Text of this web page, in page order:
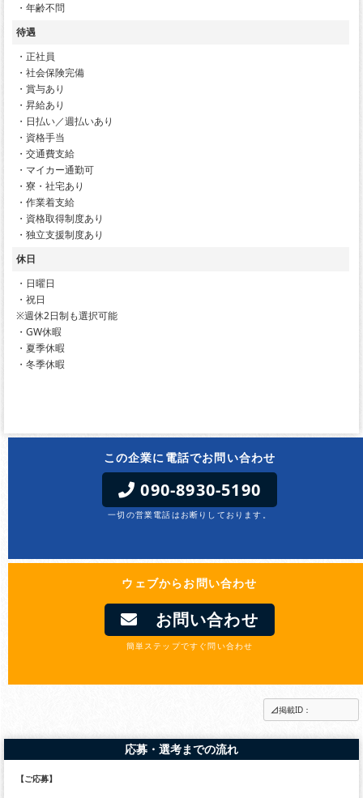
・年齢不問
待遇
・正社員
・社会保険完備
・賞与あり
・昇給あり
・日払い／週払いあり
・資格手当
・交通費支給
・マイカー通勤可
・寮・社宅あり
・作業着支給
・資格取得制度あり
・独立支援制度あり
休日
・日曜日
・祝日
※週休2日制も選択可能
・GW休暇
・夏季休暇
・冬季休暇
この企業に電話でお問い合わせ
090-8930-5190
一切の営業電話はお断りしております。
ウェブからお問い合わせ
お問い合わせ
簡単ステップですぐ問い合わせ
掲載ID：
応募・選考までの流れ
【ご応募】